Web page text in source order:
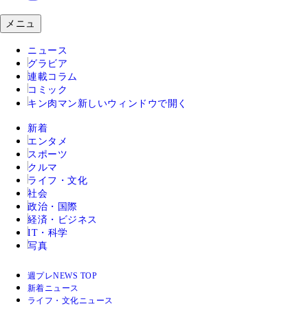
メニュ
ニュース
グラビア
連載コラム
コミック
キン肉マン 新しいウィンドウで開く
新着
エンタメ
スポーツ
クルマ
ライフ・文化
社会
政治・国際
経済・ビジネス
IT・科学
写真
週プレNEWS TOP
新着ニュース
ライフ・文化ニュース